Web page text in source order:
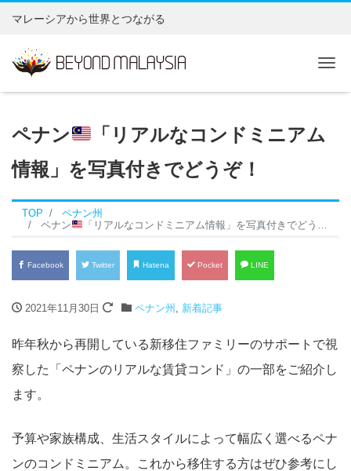
マレーシアから世界とつながる
ペナン
「リアルなコンドミニアム
情報」を写真付きでどうぞ！
TOP
ペナン州
ペナン
「リアルなコンドミニアム情報」を写真付きでどうぞ！
Facebook Twitter Hatena Pocket LINE
2021年11月30日 ペナン州 , 新着記事
昨年秋から再開している新移住ファミリーのサポートで視
察した「ペナンのリアルな賃貸コンド」の一部をご紹介し
ます。
予算や家族構成、生活スタイルによって幅広く選べるペナ
ンのコンドミニアム。これから移住する方はぜひ参考にし